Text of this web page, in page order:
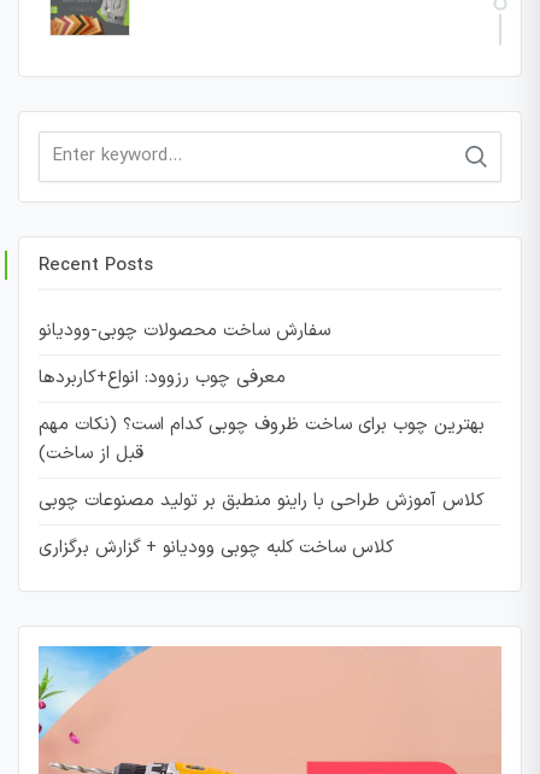
Search
Recent Posts
سفارش ساخت محصولات چوبی-وودیانو
معرفی چوب رزوود: انواع+کاربردها
بهترین چوب برای ساخت ظروف چوبی کدام است؟ (نکات مهم
قبل از ساخت)
کلاس آموزش طراحی با راینو منطبق بر تولید مصنوعات چوبی
کلاس ساخت کلبه چوبی وودیانو + گزارش برگزاری